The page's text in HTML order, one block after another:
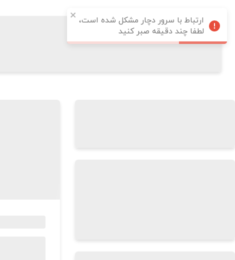
ارتباط با سرور دچار مشکل شده است،
لطفا چند دقیقه صبر کنید